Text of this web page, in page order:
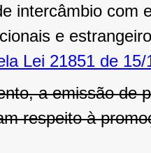
intercâmbio com
e
Lei 21851 de 15/
a emissão de
respeito à